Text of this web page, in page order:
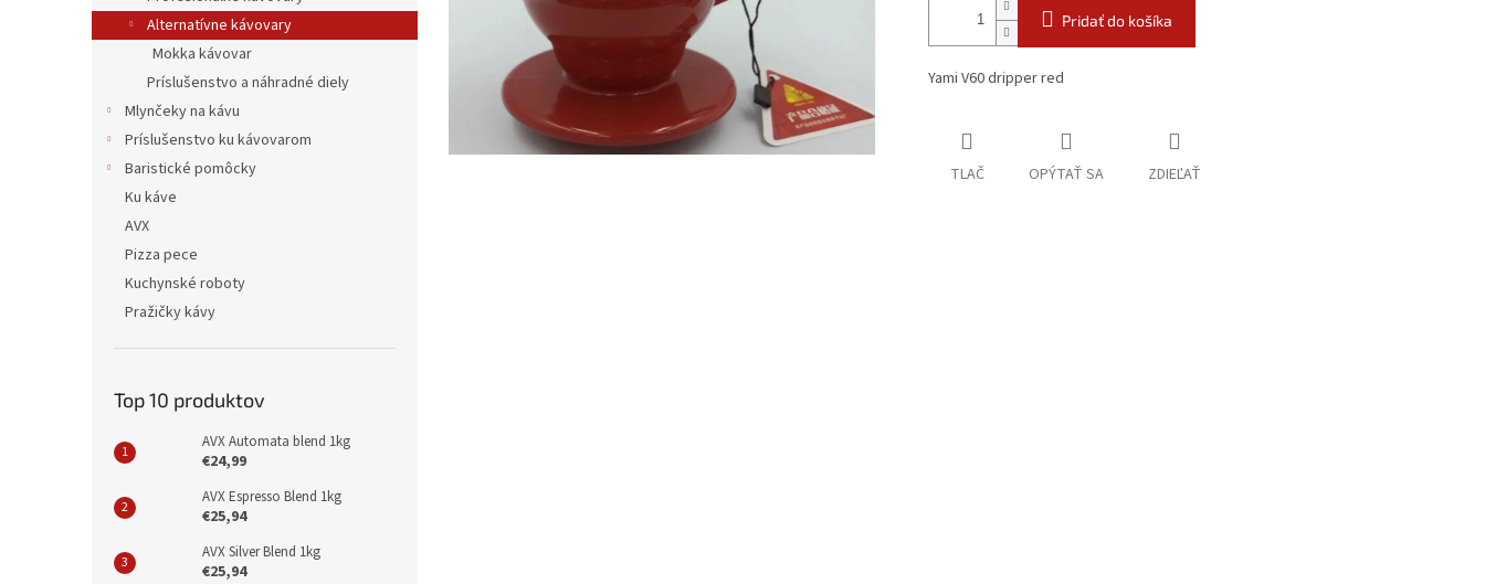
Alternatívne kávovary
Mokka kávovar
Príslušenstvo a náhradné diely
Mlynčeky na kávu
Príslušenstvo ku kávovarom
Baristické pomôcky
Ku káve
AVX
Pizza pece
Kuchynské roboty
Pražičky kávy
Top 10 produktov
AVX Automata blend 1kg
€24,99
AVX Espresso Blend 1kg
€25,94
AVX Silver Blend 1kg
€25,94
Pridať do košíka
Yami V60 dripper red
TLAČ OPÝTAŤ SA ZDIEĽAŤ